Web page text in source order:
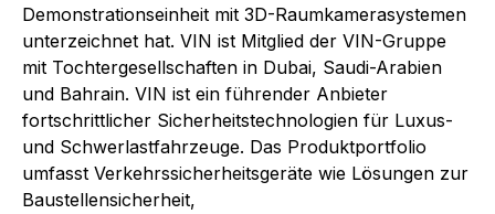
Demonstrationseinheit mit 3D-Raumkamerasystemen
unterzeichnet hat. VIN ist Mitglied der VIN-Gruppe
mit Tochtergesellschaften in Dubai, Saudi-Arabien
und Bahrain. VIN ist ein führender Anbieter
fortschrittlicher Sicherheitstechnologien für Luxus-
und Schwerlastfahrzeuge. Das Produktportfolio
umfasst Verkehrssicherheitsgeräte wie Lösungen zur
Baustellensicherheit,